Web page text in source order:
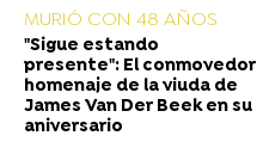
MURIÓ CON 48 AÑOS
"Sigue estando
presente": El conmovedor
homenaje de la viuda de
James Van Der Beek en su
aniversario